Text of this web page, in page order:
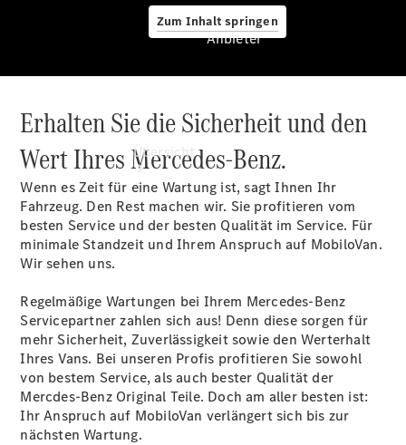
Zum Inhalt springen
Anbieter
Übersicht
Startseite
Ansprechpartner
finden
Probefahrt
vereinbaren
Beratung
vereinbaren
Servicetermin
Anbieter
Erhalten Sie die Sicherheit und den
Wert Ihres Mercedes-Benz.
Wenn es Zeit für eine Wartung ist, sagt Ihnen Ihr
Fahrzeug. Den Rest machen wir. Sie profitieren vom
besten Service und der besten Qualität im Service. Für
minimale Standzeit und Ihrem Anspruch auf MobiloVan.
Wir sehen uns.
Regelmäßige Wartungen bei Ihrem Mercedes-Benz
Servicepartner zahlen sich aus! Denn diese sorgen für
mehr Sicherheit, Zuverlässigkeit sowie den Werterhalt
Ihres Vans. Bei unseren Profis profitieren Sie sowohl
von bestem Service, als auch bester Qualität der
Mercdes-Benz Original Teile. Doch am aller besten ist:
Ihr Anspruch auf MobiloVan verlängert sich bis zur
nächsten Wartung.